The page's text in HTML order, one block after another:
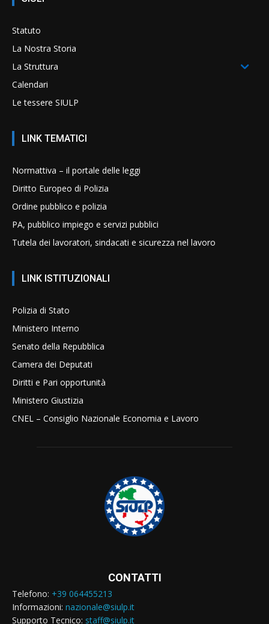
Statuto
La Nostra Storia
La Struttura
Calendari
Le tessere SIULP
LINK TEMATICI
Normattiva – il portale delle leggi
Diritto Europeo di Polizia
Ordine pubblico e polizia
PA, pubblico impiego e servizi pubblici
Tutela dei lavoratori, sindacati e sicurezza nel lavoro
LINK ISTITUZIONALI
Polizia di Stato
Ministero Interno
Senato della Repubblica
Camera dei Deputati
Diritti e Pari opportunità
Ministero Giustizia
CNEL – Consiglio Nazionale Economia e Lavoro
CONTATTI
Telefono: +39 064455213
Informazioni: nazionale@siulp.it
Supporto Tecnico: staff@siulp.it